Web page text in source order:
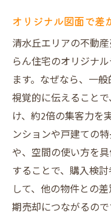
オリジナル図面で差
清水丘エリアの不動
らん住宅のオリジナ
ます。なぜなら、一
視覚的に伝えること
け、約2倍の集客力を
ンションや戸建ての
や、空間の使い方を
することで、購入検
して、他の物件との
期売却につながるので